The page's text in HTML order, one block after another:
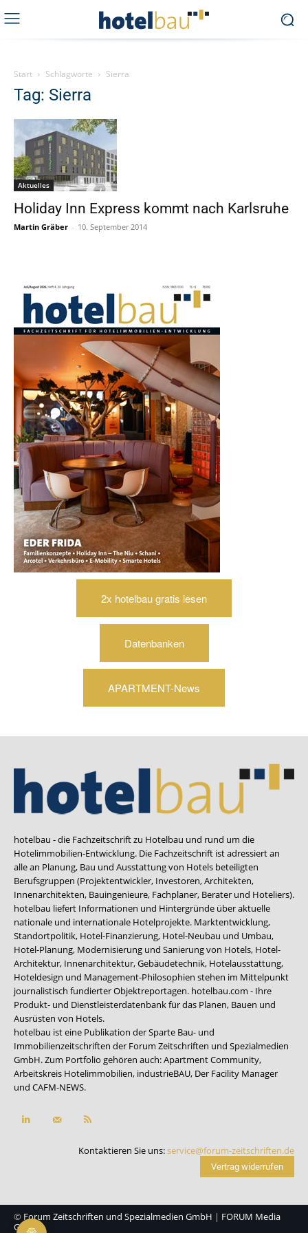
Start Schlagworte Sierra
Tag: Sierra
Aktuelles
Holiday Inn Express kommt nach Karlsruhe
Martin Gräber - 10. September 2014
2x hotelbau gratis lesen
Datenbanken
APARTMENT-News
hotelbau - die Fachzeitschrift zu Hotelbau und rund um die
Hotelimmobilien-Entwicklung. Die Fachzeitschrift ist adressiert an
alle an Planung, Bau und Ausstattung von Hotels beteiligten
Berufsgruppen (Projektentwickler, Investoren, Architekten,
Innenarchitekten, Bauingenieure, Fachplaner, Berater und Hoteliers).
hotelbau liefert Informationen und Hintergründe über aktuelle
nationale und internationale Hotelprojekte. Marktentwicklung,
Standortpolitik, Hotel-Finanzierung, Hotel-Neubau und Umbau,
Hotel-Planung, Modernisierung und Sanierung von Hotels, Hotel-
Architektur, Innenarchitektur, Gebäudetechnik, Hotelausstattung,
Hoteldesign und Management-Philosophien stehen im Mittelpunkt
journalistisch fundierter Objektreportagen. hotelbau.com - Ihre
Produkt- und Dienstleisterdatenbank für das Planen, Bauen und
Ausrüsten von Hotels.
hotelbau ist eine Publikation der Sparte Bau- und
Immobilienzeitschriften der Forum Zeitschriften und Spezialmedien
GmbH. Zum Portfolio gehören auch:Apartment Community,
Arbeitskreis Hotelimmobilien, industrieBAU, Der Facility Manager
und CAFM-NEWS.
Kontaktieren Sie uns:service@forum-zeitschriften.de
Vertrag widerrufen
© Forum Zeitschriften und Spezialmedien GmbH | FORUM Media
Group